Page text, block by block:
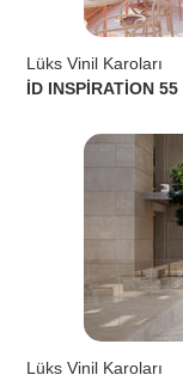
Lüks Vinil Karoları
İD INSPİRATİON 55
Lüks Vinil Karoları